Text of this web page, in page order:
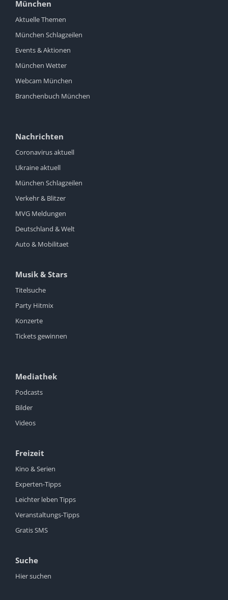
München
Aktuelle Themen
München Schlagzeilen
Events & Aktionen
München Wetter
Webcam München
Branchenbuch München
Nachrichten
Coronavirus aktuell
Ukraine aktuell
München Schlagzeilen
Verkehr & Blitzer
MVG Meldungen
Deutschland & Welt
Auto & Mobilitaet
Musik & Stars
Titelsuche
Party Hitmix
Konzerte
Tickets gewinnen
Mediathek
Podcasts
Bilder
Videos
Freizeit
Kino & Serien
Experten-Tipps
Leichter leben Tipps
Veranstaltungs-Tipps
Gratis SMS
Suche
Hier suchen